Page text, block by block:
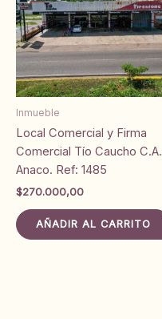
Inmueble
Local Comercial y Firma
Comercial Tío Caucho C.A.
Anaco. Ref: 1485
$270.000,00
AÑADIR AL CARRITO